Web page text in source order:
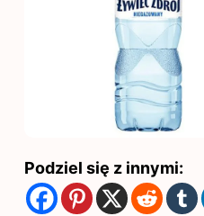
Podziel się z innymi: